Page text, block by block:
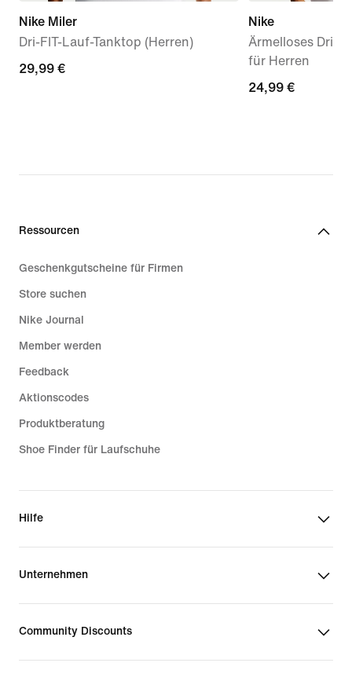
Nike Miler
Dri-FIT-Lauf-Tanktop (Herren)
29,99 €
29,99 €
Nike
Ärmelloses Dri-
für Herren
24,99 €
24,99 €
Ressourcen
Geschenkgutscheine für Firmen
Store suchen
Nike Journal
Member werden
Feedback
Aktionscodes
Produktberatung
Shoe Finder für Laufschuhe
Hilfe
Unternehmen
Community Discounts